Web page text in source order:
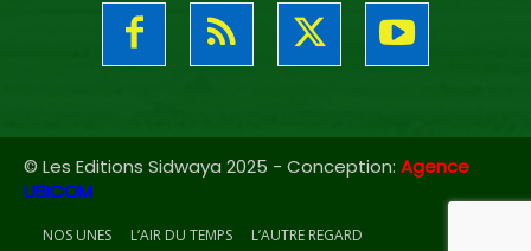
© Les Editions Sidwaya 2025 - Conception: Agence
UBICOM
NOS UNES L’AIR DU TEMPS
L’AUTRE REGARD